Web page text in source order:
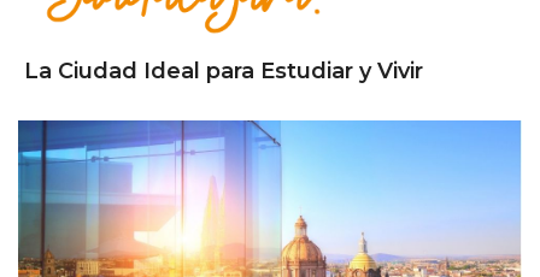
La Ciudad Ideal para Estudiar y Vivir